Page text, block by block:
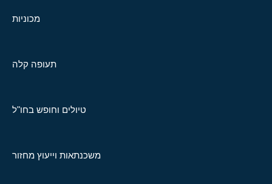
מכוניות
תעופה קלה
טיולים וחופש בחו"ל
משכנתאות וייעוץ מחזור